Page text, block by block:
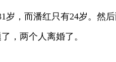
岁，而潘红只有24岁。然
，两个人离婚了。